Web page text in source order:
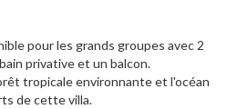
pour les grands groupes avec 2
privative et un balcon.
tropicale environnante et l'océan
de cette villa.